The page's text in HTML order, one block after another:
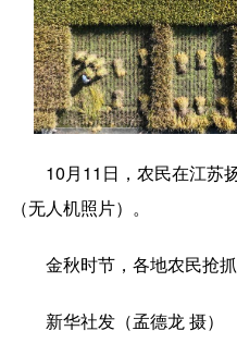
访谈 视频
法律 中央文件
食品 人居
文化产业
10月11日，农民在江苏
（无人机照片）。
金秋时节，各地农民抢抓
新华社发（孟德龙 摄）